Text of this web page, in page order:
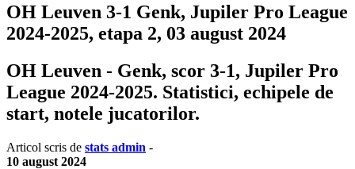
OH Leuven 3-1 Genk, Jupiler Pro League
2024-2025, etapa 2, 03 august 2024
OH Leuven - Genk, scor 3-1, Jupiler Pro
League 2024-2025. Statistici, echipele de
start, notele jucatorilor.
Articol scris de stats admin -
10 august 2024